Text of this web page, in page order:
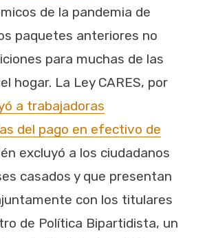
de la pandemia de
paquetes anteriores no
para muchas de las
hogar. La Ley CARES, por
a trabajadoras
del pago en efectivo de
excluyó a los ciudadanos
casados ​​y que presentan
con los titulares
de Política Bipartidista, un